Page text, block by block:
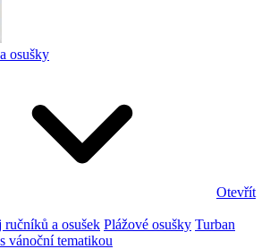
osušky
Otevřít
a osušek Plážové osušky Turban
vánoční tematikou